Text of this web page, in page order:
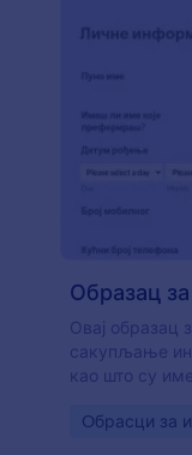
Образац
Овај образац
сакупљање
као што су
користан
Go to
Oбрасци за